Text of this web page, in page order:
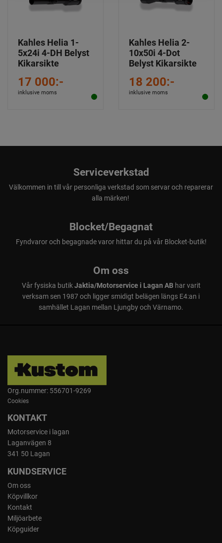
Kahles Helia 1-
5x24i 4-DH Belyst
Kikarsikte
17 000:-
inklusive moms
Kahles Helia 2-
10x50i 4-Dot
Belyst Kikarsikte
18 200:-
inklusive moms
Serviceverkstad
Välkommen in till vår personliga verkstad som servar och reparerar
alla märken!
Blocket/Begagnat
Fyndvaror och begagnade varor hittar du på vår Blocket-butik!
Om oss
Vår fysiska butikJaktia/Motorservice i Lagan ABhar varit
verksam sen 1987 och ligger smidigt belägen längs E4:an i
samhället Lagan mellan Ljungby och Värnamo.
Org.nummer: 556701-9269
Cookies
KONTAKT
Motorservice i lagan
Laganvägen 8
341 50 Lagan
KUNDSERVICE
Om oss
Köpvillkor
Kontakt
Miljöarbete
Köpguider